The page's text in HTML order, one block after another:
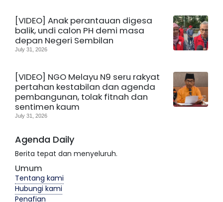
[VIDEO] Anak perantauan digesa
balik, undi calon PH demi masa
depan Negeri Sembilan
July 31, 2026
[VIDEO] NGO Melayu N9 seru rakyat
pertahan kestabilan dan agenda
pembangunan, tolak fitnah dan
sentimen kaum
July 31, 2026
Agenda Daily
Berita tepat dan menyeluruh.
Umum
Tentang kami
Hubungi kami
Penafian